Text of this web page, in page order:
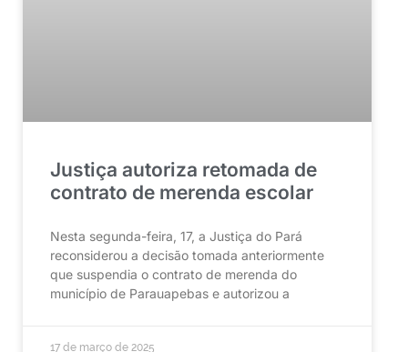
Justiça autoriza retomada de
contrato de merenda escolar
Nesta segunda-feira, 17, a Justiça do Pará
reconsiderou a decisão tomada anteriormente
que suspendia o contrato de merenda do
município de Parauapebas e autorizou a
17 de março de 2025